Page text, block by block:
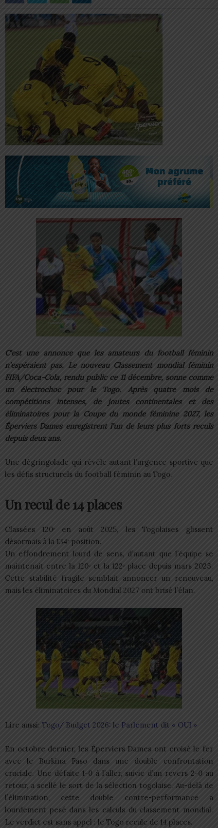
C’est une annonce que les amateurs du football féminin
n’espéraient pas. Le nouveau Classement mondial féminin
FIFA/Coca-Cola, rendu public ce 11 décembre, sonne comme
un électrochoc pour le Togo. Après quatre mois de
compétitions intenses, de joutes continentales et des
éliminatoires pour la Coupe du monde féminine 2027, les
Éperviers Dames enregistrent l’un de leurs plus forts reculs
depuis deux ans.
Une dégringolade qui révèle autant l’urgence sportive que
les défis structurels du football féminin au Togo.
Un recul de 14 places
Classées 120ᵉ en août 2025, les Togolaises glissent
désormais à la 134ᵉ position.
Un effondrement lourd de sens, d’autant que l’équipe se
maintenait entre la 120ᵉ et la 122ᵉ place depuis mars 2023.
Cette stabilité fragile semblait annoncer un renouveau,
mais les éliminatoires du Mondial 2027 ont brisé l’élan.
Lire aussi: Togo/ Budget 2026: le Parlement dit « OUI »
En octobre dernier, les Éperviers Dames ont croisé le fer
avec le Burkina Faso dans une double confrontation
cruciale. Une défaite 1-0 à l’aller, suivie d’un revers 2-0 au
retour, a scellé le sort de la sélection togolaise. Au-delà de
l’élimination, cette double contre-performance a
lourdement pesé dans les calculs du classement mondial.
Le verdict est sans appel : le Togo recule de 14 places.